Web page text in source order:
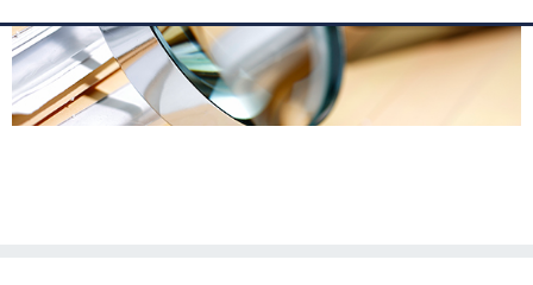
preferenza dell'utente. Ulteriori informazioni di dettaglio
sono disponibili consultando il documento di informativa
cookie.
Cookie Policy